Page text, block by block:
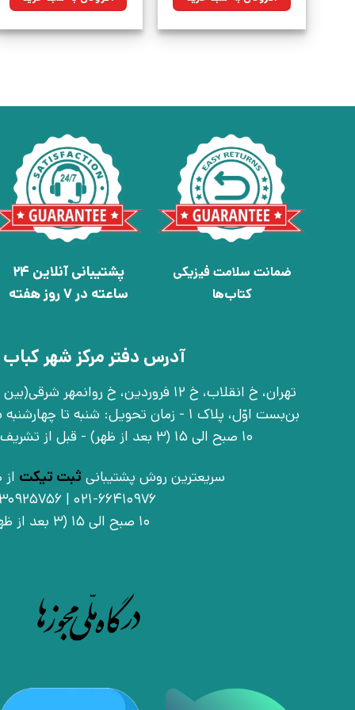
بود. بود.
ضمانت سلامت فیزیکی
کتاب‌ها
پشتیبانی آنلاین 24
ساعته در 7 روز هفته
آدرس دفتر مرکز شهر
بن‌بست اوّل، پلاک 1 - زمان تحویل: شنبه
10 صبح الی 15 (3 بعد از ظهر) - قبل از تشریف آوردن تماس بگیرید
سریعترین روش پشتیبانی ثبت تیکت
10 صبح الی 15 (3 بعد از ظهر)